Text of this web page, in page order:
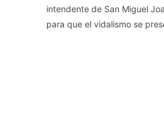
intendente de San Miguel
para que el vidalismo se